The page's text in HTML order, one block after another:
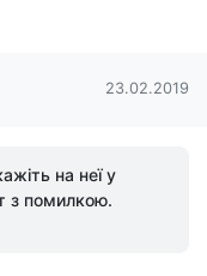
23.02.2019
на неї у
з помилкою.